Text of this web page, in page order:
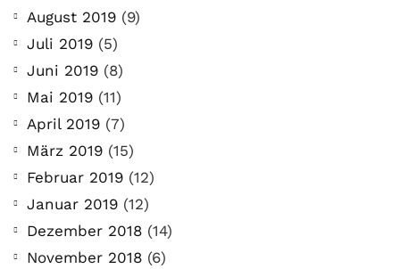
August 2019 (9)
Juli 2019 (5)
Juni 2019 (8)
Mai 2019 (11)
April 2019 (7)
März 2019 (15)
Februar 2019 (12)
Januar 2019 (12)
Dezember 2018 (14)
November 2018 (6)